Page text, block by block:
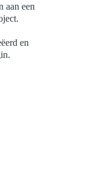
aan een
en